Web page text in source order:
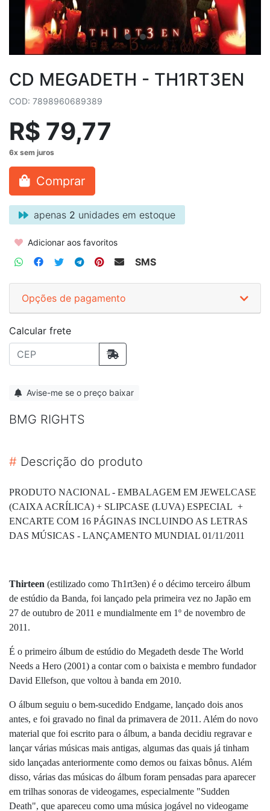
CD MEGADETH - TH1RT3EN
COD: 7898960689389
R$ 79,77
Comprar
apenas 2 unidades em estoque
Adicionar aos favoritos
SMS
Opções de pagamento
Calcular frete
Avise-me se o preço baixar
BMG RIGHTS
# Descrição do produto
PRODUTO NACIONAL - EMBALAGEM EM JEWELCASE
(CAIXA ACRÍLICA) + SLIPCASE (LUVA) ESPECIAL +
ENCARTE COM 16 PÁGINAS INCLUINDO AS LETRAS
DAS MÚSICAS - LANÇAMENTO MUNDIAL 01/11/2011
Thirteen (estilizado como Th1rt3en) é o décimo terceiro álbum
de estúdio da Banda, foi lançado pela primeira vez no Japão em
27 de outubro de 2011 e mundialmente em 1º de novembro de
2011.
É o primeiro álbum de estúdio do Megadeth desde The World
Needs a Hero (2001) a contar com o baixista e membro fundador
David Ellefson, que voltou à banda em 2010.
O álbum seguiu o bem-sucedido Endgame, lançado dois anos
antes, e foi gravado no final da primavera de 2011. Além do novo
material que foi escrito para o álbum, a banda decidiu regravar e
lançar várias músicas mais antigas, algumas das quais já tinham
sido lançadas anteriormente como demos ou faixas bônus. Além
disso, várias das músicas do álbum foram pensadas para aparecer
em trilhas sonoras de videogames, especialmente "Sudden
Death", que apareceu como uma música jogável no videogame